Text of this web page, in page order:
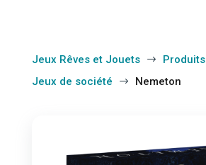
Jeux Rêves et Jouets $ Produits
Jeux de société $ Nemeton